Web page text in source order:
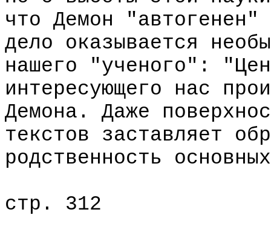
что Демон "автогенен"
дело оказывается
нашего "ученого":
интересующего нас
Демона. Даже
текстов заставляет
родственность
стр. 312